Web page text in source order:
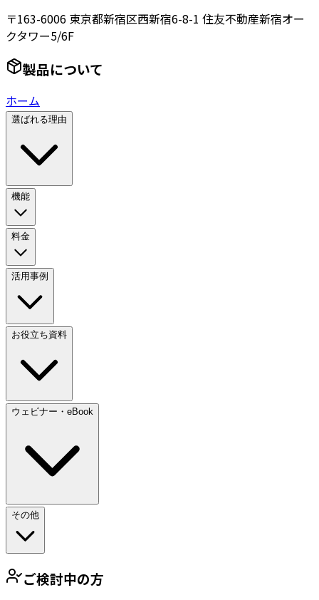
〒163-6006 東京都新宿区西新宿6-8-1 住友不動産新宿オー
クタワー5/6F
製品について
ホーム
選ばれる理由
機能
料金
活用事例
お役立ち資料
ウェビナー・eBook
その他
ご検討中の方